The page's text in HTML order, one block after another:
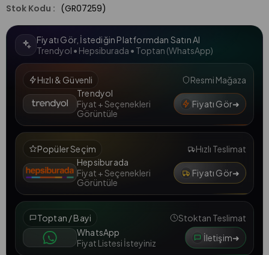
(GR07259)
Fiyatı Gör, İstediğin Platformdan Satın Al
Trendyol • Hepsiburada • Toptan (WhatsApp)
Hızlı & Güvenli
Resmi Mağaza
Trendyol
Fiyat + Seçenekleri
Görüntüle
Fiyatı Gör➜
Popüler Seçim
Hızlı Teslimat
Hepsiburada
Fiyat + Seçenekleri
Görüntüle
Fiyatı Gör➜
Toptan / Bayi
Stoktan Teslimat
WhatsApp
Fiyat Listesi İsteyiniz
İletişim➜